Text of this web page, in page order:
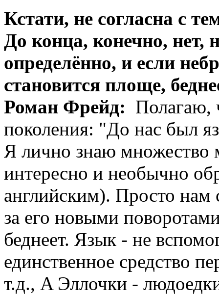
Кстати, не согласна с
До конца, конечно, нет,
определённо, и если
становится площе,
Роман Фрейд: Полагаю,
поколения: "До нас был
Я лично знаю множество
интересно и необычно
английским). Просто нам
за его новыми
беднеет. Язык - не
единственное средство
т.д., A Эллочки -